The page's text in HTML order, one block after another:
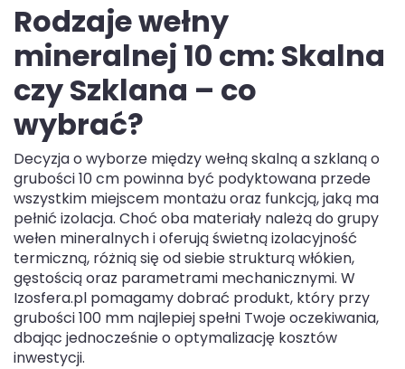
Rodzaje wełny
mineralnej 10 cm: Skalna
czy Szklana – co
wybrać?
Decyzja o wyborze między wełną skalną a szklaną o
grubości 10 cm powinna być podyktowana przede
wszystkim miejscem montażu oraz funkcją, jaką ma
pełnić izolacja. Choć oba materiały należą do grupy
wełen mineralnych i oferują świetną izolacyjność
termiczną, różnią się od siebie strukturą włókien,
gęstością oraz parametrami mechanicznymi. W
Izosfera.pl pomagamy dobrać produkt, który przy
grubości 100 mm najlepiej spełni Twoje oczekiwania,
dbając jednocześnie o optymalizację kosztów
inwestycji.